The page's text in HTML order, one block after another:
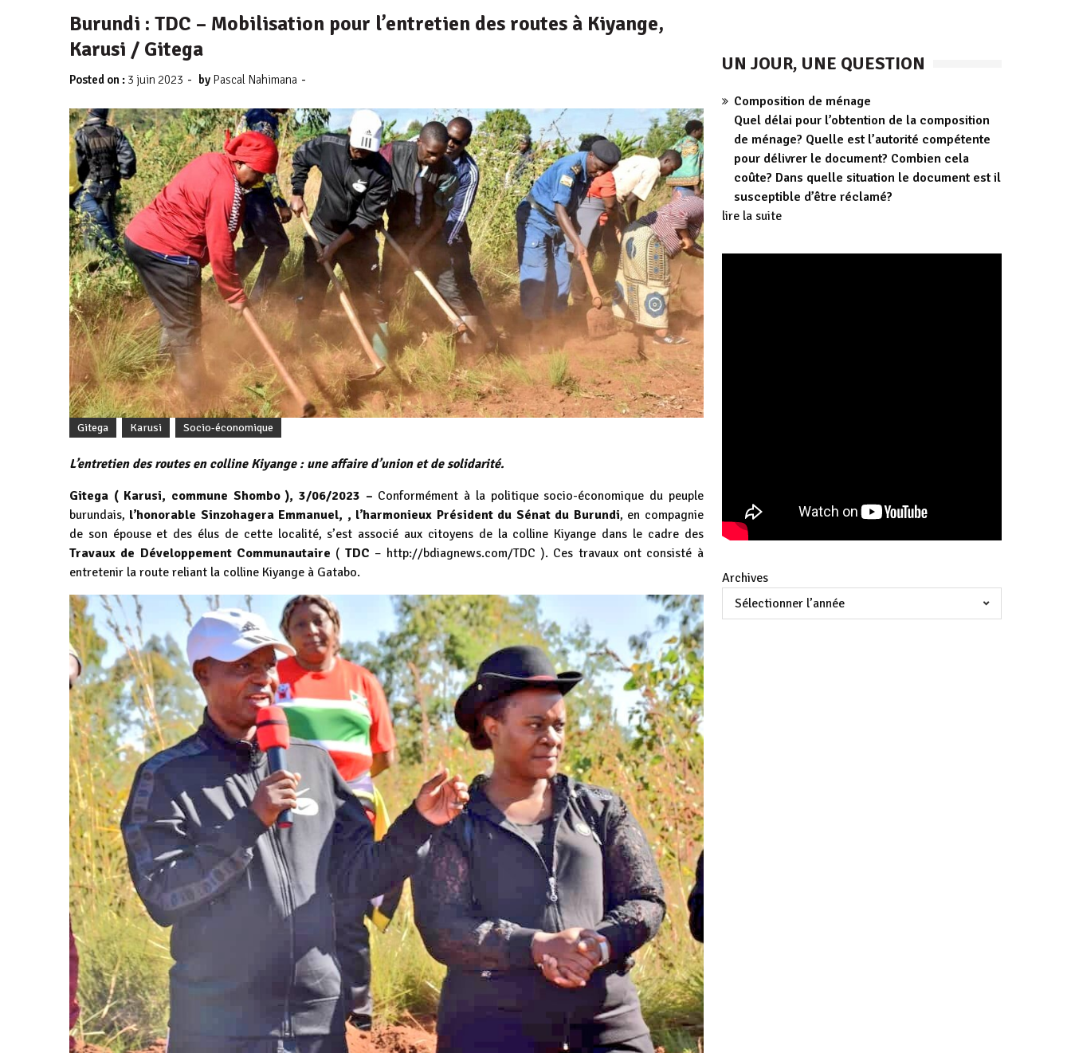
Burundi : TDC – Mobilisation pour l’entretien des routes à Kiyange,
Karusi / Gitega
Posted on : 3 juin 2023 - by Pascal Nahimana -
Gitega Karusi Socio-économique
L’entretien des routes en colline Kiyange : une affaire d’union et de solidarité.
Gitega ( Karusi, commune Shombo ), 3/06/2023 – Conformément à la politique socio-économique du peuple
burundais, l’honorable Sinzohagera Emmanuel, , l’harmonieux Président du Sénat du Burundi, en compagnie
de son épouse et des élus de cette localité, s’est associé aux citoyens de la colline Kiyange dans le cadre des
Travaux de Développement Communautaire ( TDC – http://bdiagnews.com/TDC ). Ces travaux ont consisté à
entretenir la route reliant la colline Kiyange à Gatabo.
UN JOUR, UNE QUESTION
Composition de ménage
Quel délai pour l’obtention de la composition
de ménage? Quelle est l’autorité compétente
pour délivrer le document? Combien cela
coûte? Dans quelle situation le document est il
susceptible d’être réclamé?
lire la suite
Archives